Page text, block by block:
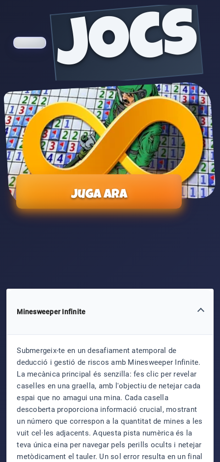
jocs
Juga ara
Minesweeper Infinite
Submergeix-te en un desafiament atemporal de
deducció i gestió de riscos amb Minesweeper Infinite.
La mecànica principal és senzilla: fes clic per revelar
caselles en una graella, amb l'objectiu de netejar cada
espai que no amagui una mina. Cada casella
descoberta proporciona informació crucial, mostrant
un número que correspon a la quantitat de mines a les
vuit cel·les adjacents. Aquesta pista numèrica és la
teva única eina per navegar pels perills ocults i netejar
metòdicament el tauler. Un sol error resulta en un final